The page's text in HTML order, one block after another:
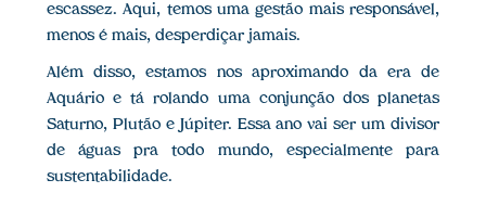
escassez. Aqui, temos uma gestão mais responsável,
menos é mais, desperdiçar jamais.
Além disso, estamos nos aproximando da era de
Aquário e tá rolando uma conjunção dos planetas
Saturno, Plutão e Júpiter. Essa ano vai ser um divisor
de águas pra todo mundo, especialmente para
sustentabilidade.